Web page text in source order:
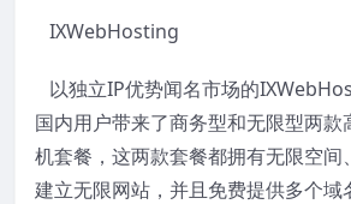
IXWebHosting
以独立IP优势闻名市场的
国内用户带来了商务型和无限型两款
机套餐，这两款套餐都拥有无限空间
建立无限网站，并且免费提供多个域